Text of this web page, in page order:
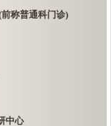
称普通科门诊)
中心